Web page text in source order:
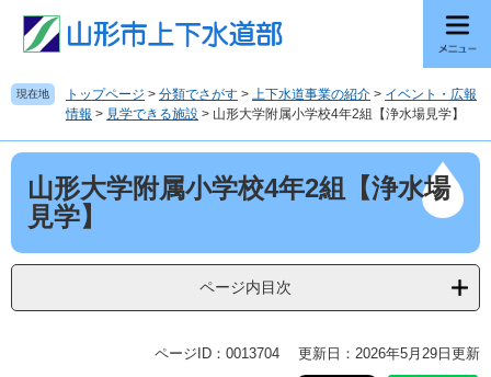
の
先
ー
を
文
へ
現在地 トップページ > 分類でさがす > 上下水道事業の紹介 > イベント・広報
情報 > 見学できる施設 > 山形大学附属小学校4年2組【浄水場見学】
本
山形大学附属小学校4年2組【浄水場
見学】
ページ内目次
ページID：0013704 更新日：2026年5月29日更新